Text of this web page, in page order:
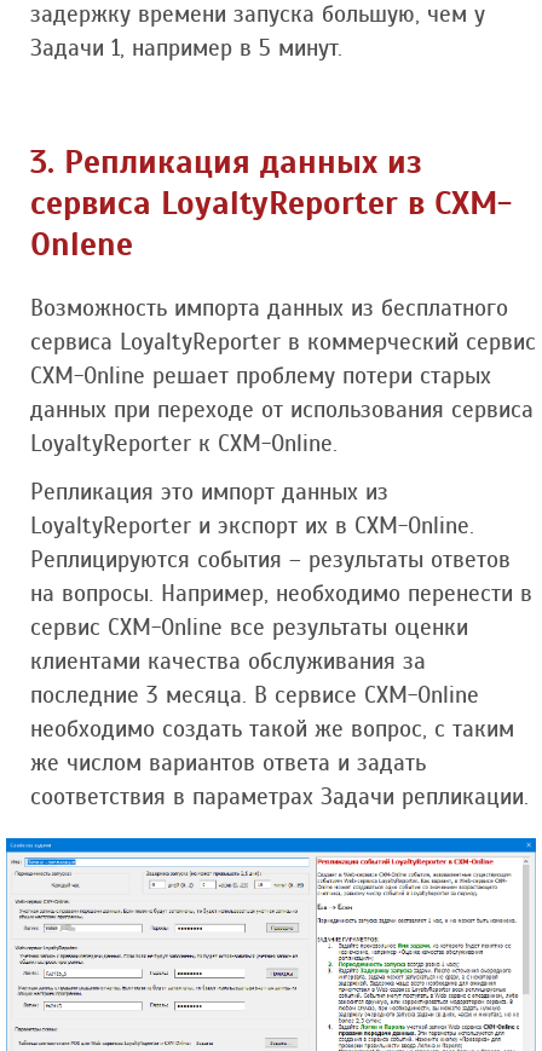
задержку времени запуска большую, чем у
Задачи 1, например в 5 минут.
3. Репликация данных из
сервиса LoyaltyReporter в CXM-
Onlene
Возможность импорта данных из бесплатного
сервиса LoyaltyReporter в коммерческий сервис
CXM-Online решает проблему потери старых
данных при переходе от использования сервиса
LoyaltyReporter к CXM-Online.
Репликация это импорт данных из
LoyaltyReporter и экспорт их в CXM-Online.
Реплицируются события – результаты ответов
на вопросы. Например, необходимо перенести в
сервис CXM-Online все результаты оценки
клиентами качества обслуживания за
последние 3 месяца. В сервисе CXM-Online
необходимо создать такой же вопрос, с таким
же числом вариантов ответа и задать
соответствия в параметрах Задачи репликации.